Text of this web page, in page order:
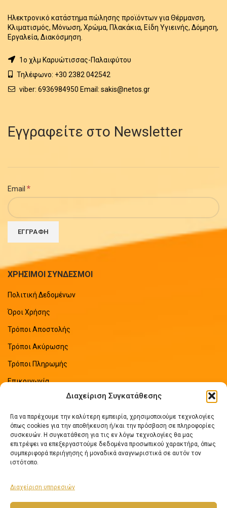
Διαχείριση Συγκατάθεσης
Για να παρέχουμε την καλύτερη εμπειρία, χρησιμοποιούμε τεχνολογίες
όπως cookies για την αποθήκευση ή/και την πρόσβαση σε πληροφορίες
συσκευών. Η συγκατάθεση για τις εν λόγω τεχνολογίες θα μας
επιτρέψει να επεξεργαστούμε δεδομένα προσωπικού χαρακτήρα, όπως
συμπεριφορά περιήγησης ή μοναδικά αναγνωριστικά σε αυτόν τον
ιστότοπο.
Διαχείριση υπηρεσιών
Ηλεκτρονικό κατάστημα πώλησης προϊόντων για Θέρμανση,
Κλιματισμός, Μόνωση, Χρώμα, Πλακάκια, Είδη Υγιεινής, Δόμηση,
Εργαλεία, Διακόσμηση.
1o χλμ Καρυώτισσας-Παλαιφύτου
Τηλέφωνο: +30 2382 042542
viber: 6936984950 Email: sakis@netos.gr
Εγγραφείτε στο Newsletter
Email *
ΧΡΗΣΙΜΟΙ ΣΥΝΔΕΣΜΟΙ
Πολιτική Δεδομένων
Όροι Χρήσης
Τρόποι Αποστολής
Τρόποι Ακύρωσης
Τρόποι Πληρωμής
Επικοινωνία
ΠΡΟΣΦΑΤΑ ΑΡΘΡΑ
Οδηγός Εξοικονόμησης Ενέργειας
No Comments
Πως να επιλέξετε ηλιακό θερμοσίφωνα